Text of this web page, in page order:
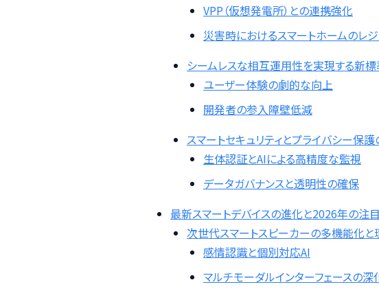
VPP（仮想発電所）との連携強化
災害時におけるスマートホームのレ
シームレスな相互運用性を実現する新
ユーザー体験の劇的な向上
開発者の参入障壁低減
スマートセキュリティとプライバシー保
生体認証とAIによる高精度な監視
データガバナンスと透明性の確保
最新スマートデバイスの進化と2026年の注
次世代スマートスピーカーの多機能化
感情認識と個別対応AI
マルチモーダルインターフェースの深